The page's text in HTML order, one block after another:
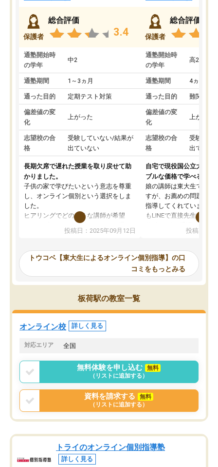
保護者
総合評価
3.4
通塾開始時
の学年
中2
通塾期間 1～3ヵ月
通った目的 定期テスト対策
偏差値の変
化
上がった
志望校の合
格
受験していない/結果が
出ていない
長期欠席で遅れた授業を取り戻せて助
かりました。
子供の家で学びたいという意志を尊重
し、オンライン個別という選択をしま
した。
ヒアリングでどのような講師が希望
か、オプションは付帯するかなど選ぶ
事が出来ました。
ーティングを行い、その講師で良いか
見てから講師を決定する事ができま
す。
うちの子は、初回面談の講師の方で決
オンラインツールを使用した単語帳の
共有があり宿題もそちらで出される形
でした。
言う事で講師変更の申し出があり、あ
まりに短期での変更だった為、塾に通
う事にして退会しました。遅れも取り
戻せ、授業内容や講師の方は良かった
と思います。
投稿日：2025年09月12日
保護者
総合評価
通塾開始時
の学年
高2
通塾期間 4ヵ月～1
通った目的 難関私立
偏差値の変
化
上がった
志望校の合
格
受験して
出ていな
自宅で現役国公立大学生
ブルな価格で学べる
娘の講師は東大生では無
すが、お薦めの問題集や
指導してくれています。
もLINEで直接先生に質問
めれるので、個人に合
いなのがあり(有料)、受
ことをどんなスケジュー
くか相談したのですが、
ち期待したものではなく
くなってきたようなので
投稿日：
トウコベ【東大生によるオンライン個別指導】の口
コミをもっとみる
板荷駅の教室一覧
オンライン校 詳しく見る
対応エリア 全国
無料体験を申し込む
無料
（リストに追加する）
資料を請求する
無料
（リストに追加する）
トライのオンライン個別指導塾
詳しく見る